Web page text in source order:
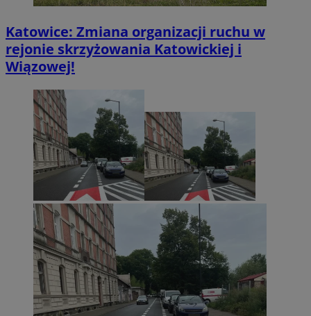
Katowice: Zmiana organizacji ruchu w
rejonie skrzyżowania Katowickiej i
Wiązowej!